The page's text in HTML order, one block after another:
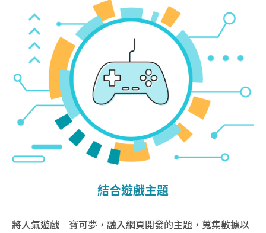
結合遊戲主題
將人氣遊戲—寶可夢，融入網頁開發的主題，蒐集數據以